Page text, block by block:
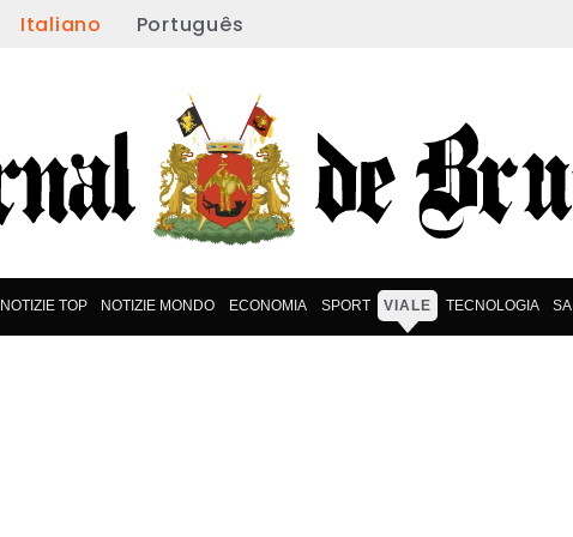
Italiano Português
NOTIZIE TOP NOTIZIE MONDO ECONOMIA SPORT VIALE TECNOLOGIA